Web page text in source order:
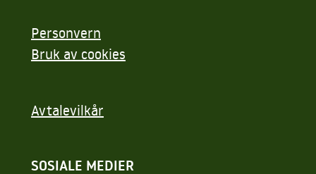
Personvern
Bruk av cookies
Avtalevilkår
SOSIALE MEDIER